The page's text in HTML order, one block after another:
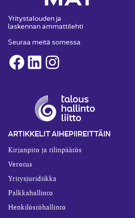
Yritystalouden ja
laskennan ammattilehti
Seuraa meitä somessa
Facebook
LinkedInInstagram
ARTIKKELIT AIHEPIIREITTÄIN
Kirjanpito ja tilinpäätös
Verotus
Yritysjuridiikka
Palkkahallinto
Henkilöstöhallinto